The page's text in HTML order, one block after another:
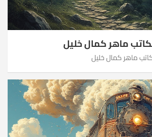
ماهر كمال خليل
ماهر كمال خليل